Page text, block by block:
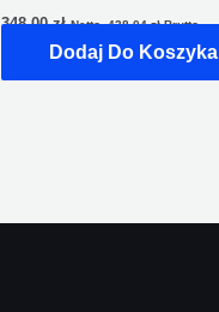
348,00zł Netto,428,04złBrutto
Dodaj Do Koszyka